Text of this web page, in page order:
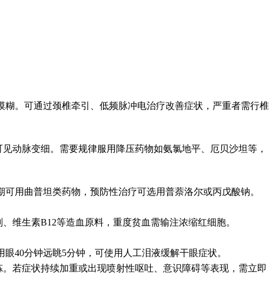
。可通过颈椎牵引、低频脉冲电治疗改善症状，严重者需行椎
动脉变细。需要规律服用降压药物如氨氯地平、厄贝沙坦等，
用曲普坦类药物，预防性治疗可选用普萘洛尔或丙戊酸钠。
维生素B12等造血原料，重度贫血需输注浓缩红细胞。
40分钟远眺5分钟，可使用人工泪液缓解干眼症状。
若症状持续加重或出现喷射性呕吐、意识障碍等表现，需立即